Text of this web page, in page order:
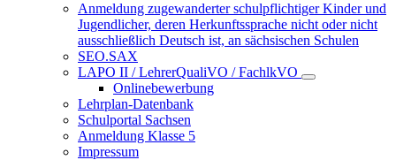
Anmeldung zugewanderter schulpflichtiger Kinder und
Jugendlicher, deren Herkunftssprache nicht oder nicht
ausschließlich Deutsch ist, an sächsischen Schulen
SEO.SAX
LAPO II / LehrerQualiVO / FachlkVO
Onlinebewerbung
Lehrplan-Datenbank
Schulportal Sachsen
Anmeldung Klasse 5
Impressum